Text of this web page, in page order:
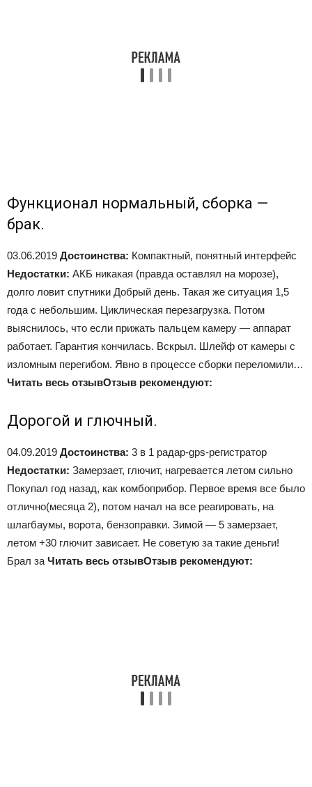
Функционал нормальный, сборка —
брак.
03.06.2019 Достоинства: Компактный, понятный интерфейс
Недостатки: АКБ никакая (правда оставлял на морозе),
долго ловит спутники Добрый день. Такая же ситуация 1,5
года с небольшим. Циклическая перезагрузка. Потом
выяснилось, что если прижать пальцем камеру — аппарат
работает. Гарантия кончилась. Вскрыл. Шлейф от камеры с
изломным перегибом. Явно в процессе сборки переломили…
Читать весь отзывОтзыв рекомендуют:
Дорогой и глючный.
04.09.2019 Достоинства: 3 в 1 радар-gps-регистратор
Недостатки: Замерзает, глючит, нагревается летом сильно
Покупал год назад, как комбоприбор. Первое время все было
отлично(месяца 2), потом начал на все реагировать, на
шлагбаумы, ворота, бензоправки. Зимой — 5 замерзает,
летом +30 глючит зависает. Не советую за такие деньги!
Брал за Читать весь отзывОтзыв рекомендуют: